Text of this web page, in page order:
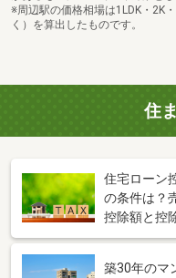
※周辺駅の価格相場は1LDK・2K
く）を算出したものです。
住
住宅ローン
の条件は？
控除額と控
築30年のマ